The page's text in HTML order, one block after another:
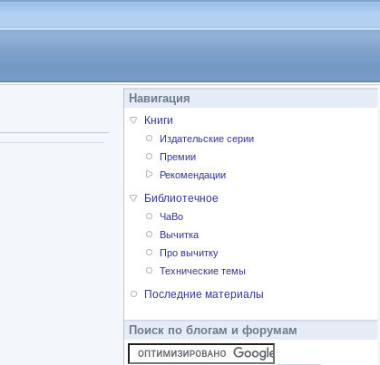
Навигация
Книги
Издательские серии
Премии
Рекомендации
Библиотечное
ЧаВо
Вычитка
Про вычитку
Технические темы
Последние материалы
Поиск по блогам и форумам